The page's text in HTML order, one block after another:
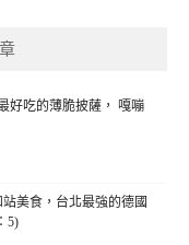
好吃的薄脆披薩， 嘎嘣
美食，台北最強的德國
5)